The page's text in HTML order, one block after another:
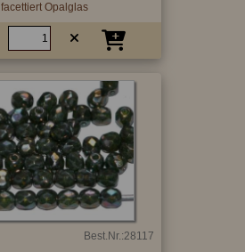
facettiert Opalglas
Best.Nr.:28117